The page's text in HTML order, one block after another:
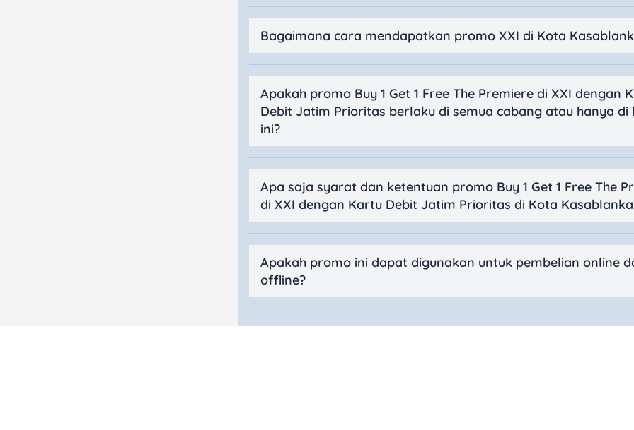
Bagaimana cara mendapatkan promo XXI di Kota
Apakah promo Buy 1 Get 1 Free The Premiere di XXI dengan
Debit Jatim Prioritas berlaku di semua cabang atau hanya di
ini?
Apa saja syarat dan ketentuan promo Buy 1 Get 1 Free The
di XXI dengan Kartu Debit Jatim Prioritas di Kota
Apakah promo ini dapat digunakan untuk pembelian online
offline?